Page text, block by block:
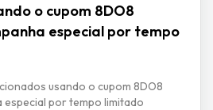
o cupom 8DO8
especial por tempo
usando o cupom 8DO8
por tempo limitado